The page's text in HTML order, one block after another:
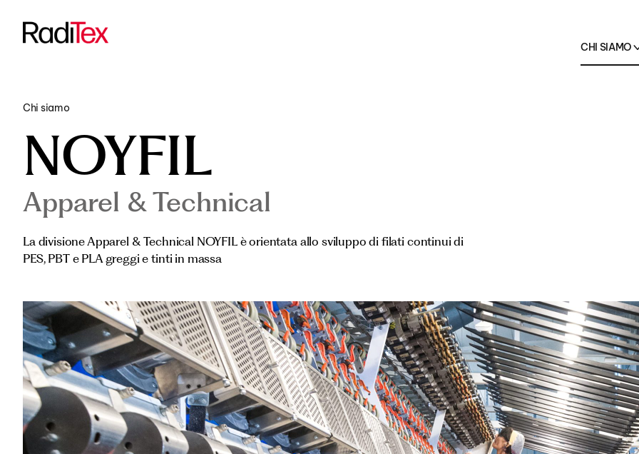
CHI SIAMO
Chi siamo
NOYFIL
Apparel & Technical
La divisione Apparel & Technical NOYFIL è orientata allo sviluppo di filati continui di
PES, PBT e PLA greggi e tinti in massa